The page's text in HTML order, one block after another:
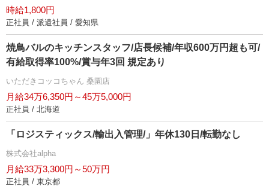
時給1,800円
正社員 / 派遣社員 / 愛知県
焼鳥バルのキッチンスタッフ/店長候補/年収600万円超も可/
有給取得率100%/賞与年3回 規定あり
いただきコッコちゃん 桑園店
月給34万6,350円～45万5,000円
正社員 / 北海道
「ロジスティックス/輸出入管理/」年休130日/転勤なし
株式会社alpha
月給33万3,300円～50万円
正社員 / 東京都